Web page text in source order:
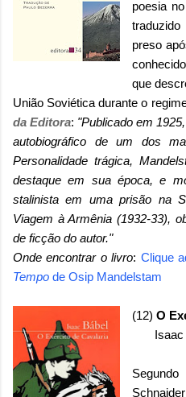
poesia
preso
que
União Soviética durante o
da Editora: "Publicado em
autobiográfico de um dos
Personalidade trágica,
destaque em sua época, e
stalinista em uma prisão na
Viagem à Armênia (1932-33),
de ficção do autor."
Onde encontrar o livro: Clique
Tempo de Osip Mandelstam
(12) O
Isaac